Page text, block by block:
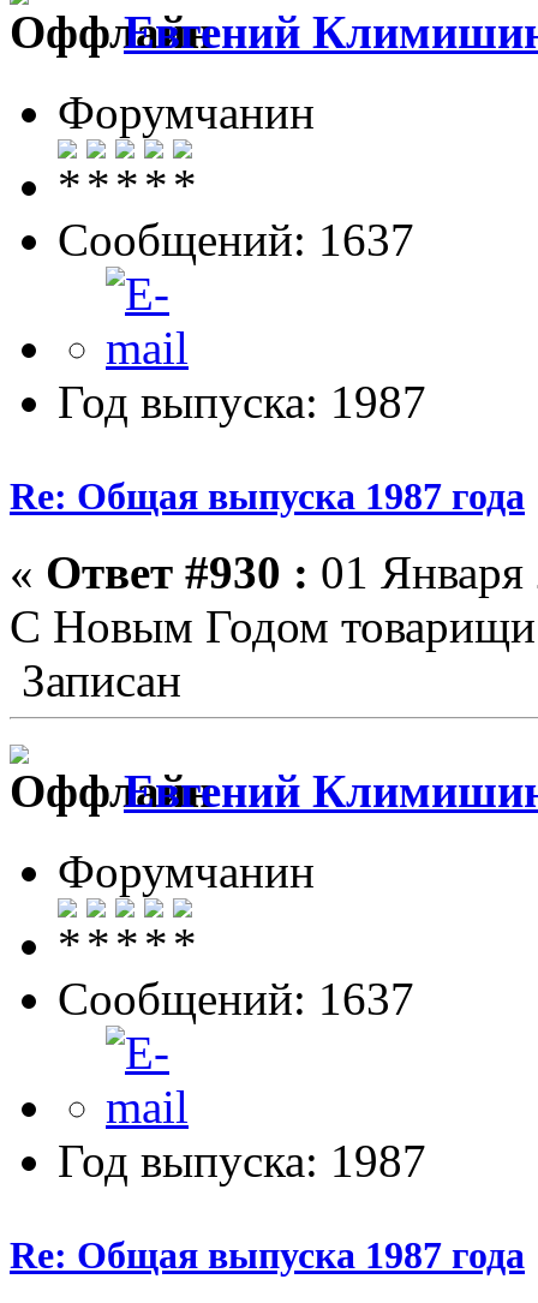
Евгений
Форумчанин
Сообщений: 1637
Год выпуска: 1987
Re: Общая выпуска 1987 года
« Ответ #930 : 01
С Новым Годом
Записан
Евгений
Форумчанин
Сообщений: 1637
Год выпуска: 1987
Re: Общая выпуска 1987 года